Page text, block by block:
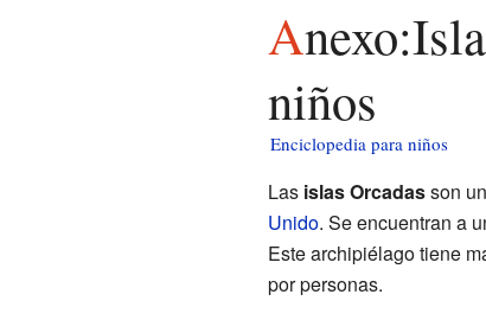
Anexo:Islas del archipiélago de las Orcadas para
niños
Enciclopedia para niños
Las islas Orcadasson
Unido. Se encuentran a
Este archipiélago tiene
por personas.